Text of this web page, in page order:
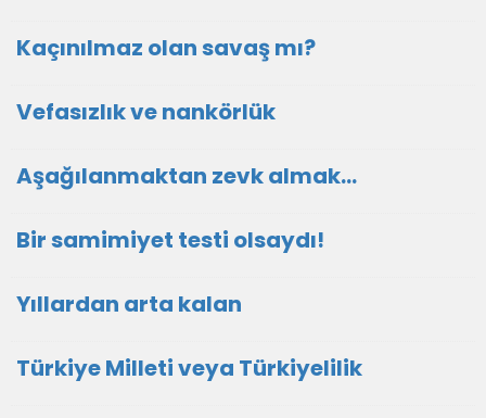
Kaçınılmaz olan savaş mı?
Vefasızlık ve nankörlük
Aşağılanmaktan zevk almak…
Bir samimiyet testi olsaydı!
Yıllardan arta kalan
Türkiye Milleti veya Türkiyelilik